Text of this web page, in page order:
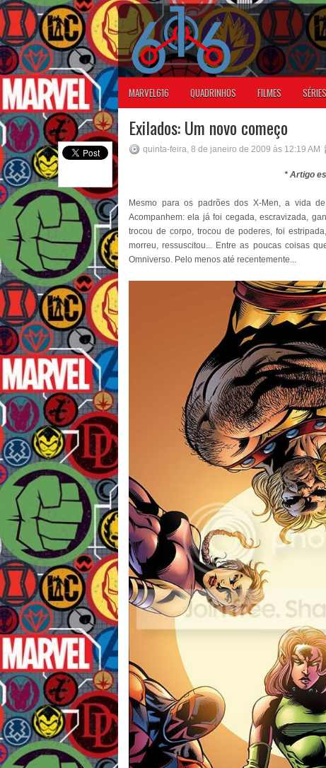
MARVEL616 QUADRINHOS FILMES SÉRIES
Exilados: Um novo começo
quinta-feira, 8 de janeiro de 2009 às 12:19 AM
* Artigo
Mesmo para os padrões dos X-Men, a vida de
Acompanhem: ela já foi cegada, escravizada,
trocou de corpo, trocou de poderes, foi
morreu, ressuscitou... Entre as poucas coisas
Omniverso. Pelo menos até recentemente...